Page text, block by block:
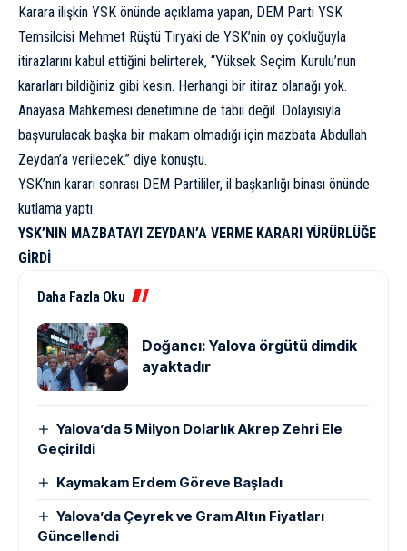
Karara ilişkin YSK önünde açıklama yapan, DEM Parti YSK
Temsilcisi Mehmet Rüştü Tiryaki de YSK’nin oy çokluğuyla
itirazlarını kabul ettiğini belirterek, “Yüksek Seçim Kurulu’nun
kararları bildiğiniz gibi kesin. Herhangi bir itiraz olanağı yok.
Anayasa Mahkemesi denetimine de tabii değil. Dolayısıyla
başvurulacak başka bir makam olmadığı için mazbata Abdullah
Zeydan’a verilecek.” diye konuştu.
YSK’nın kararı sonrası DEM Partililer, il başkanlığı binası önünde
kutlama yaptı.
YSK’NIN MAZBATAYI ZEYDAN’A VERME KARARI YÜRÜRLÜĞE
GİRDİ
Daha Fazla Oku
Doğancı: Yalova örgütü dimdik
ayaktadır
Yalova’da 5 Milyon Dolarlık Akrep Zehri Ele
Geçirildi
Kaymakam Erdem Göreve Başladı
Yalova’da Çeyrek ve Gram Altın Fiyatları
Güncellendi